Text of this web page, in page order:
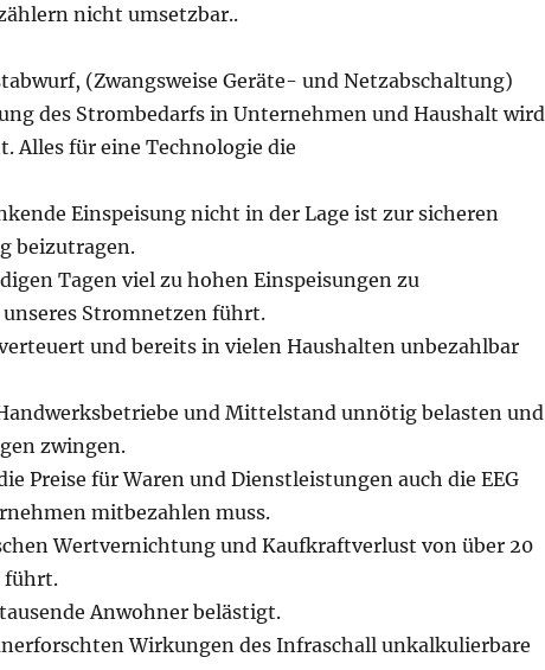
nicht umsetzbar..
(Zwangsweise Geräte- und Netzabschaltung)
des Strombedarfs in Unternehmen und Haushalt wird
Alles für eine Technologie die
Einspeisung nicht in der Lage ist zur sicheren
beizutragen.
Tagen viel zu hohen Einspeisungen zu
Stromnetzen führt.
und bereits in vielen Haushalten unbezahlbar
und Mittelstand unnötig belasten und
zwingen.
Preise für Waren und Dienstleistungen auch die EEG
mitbezahlen muss.
Wertvernichtung und Kaufkraftverlust von über 20
führt.
Anwohner belästigt.
Wirkungen des Infraschall unkalkulierbare